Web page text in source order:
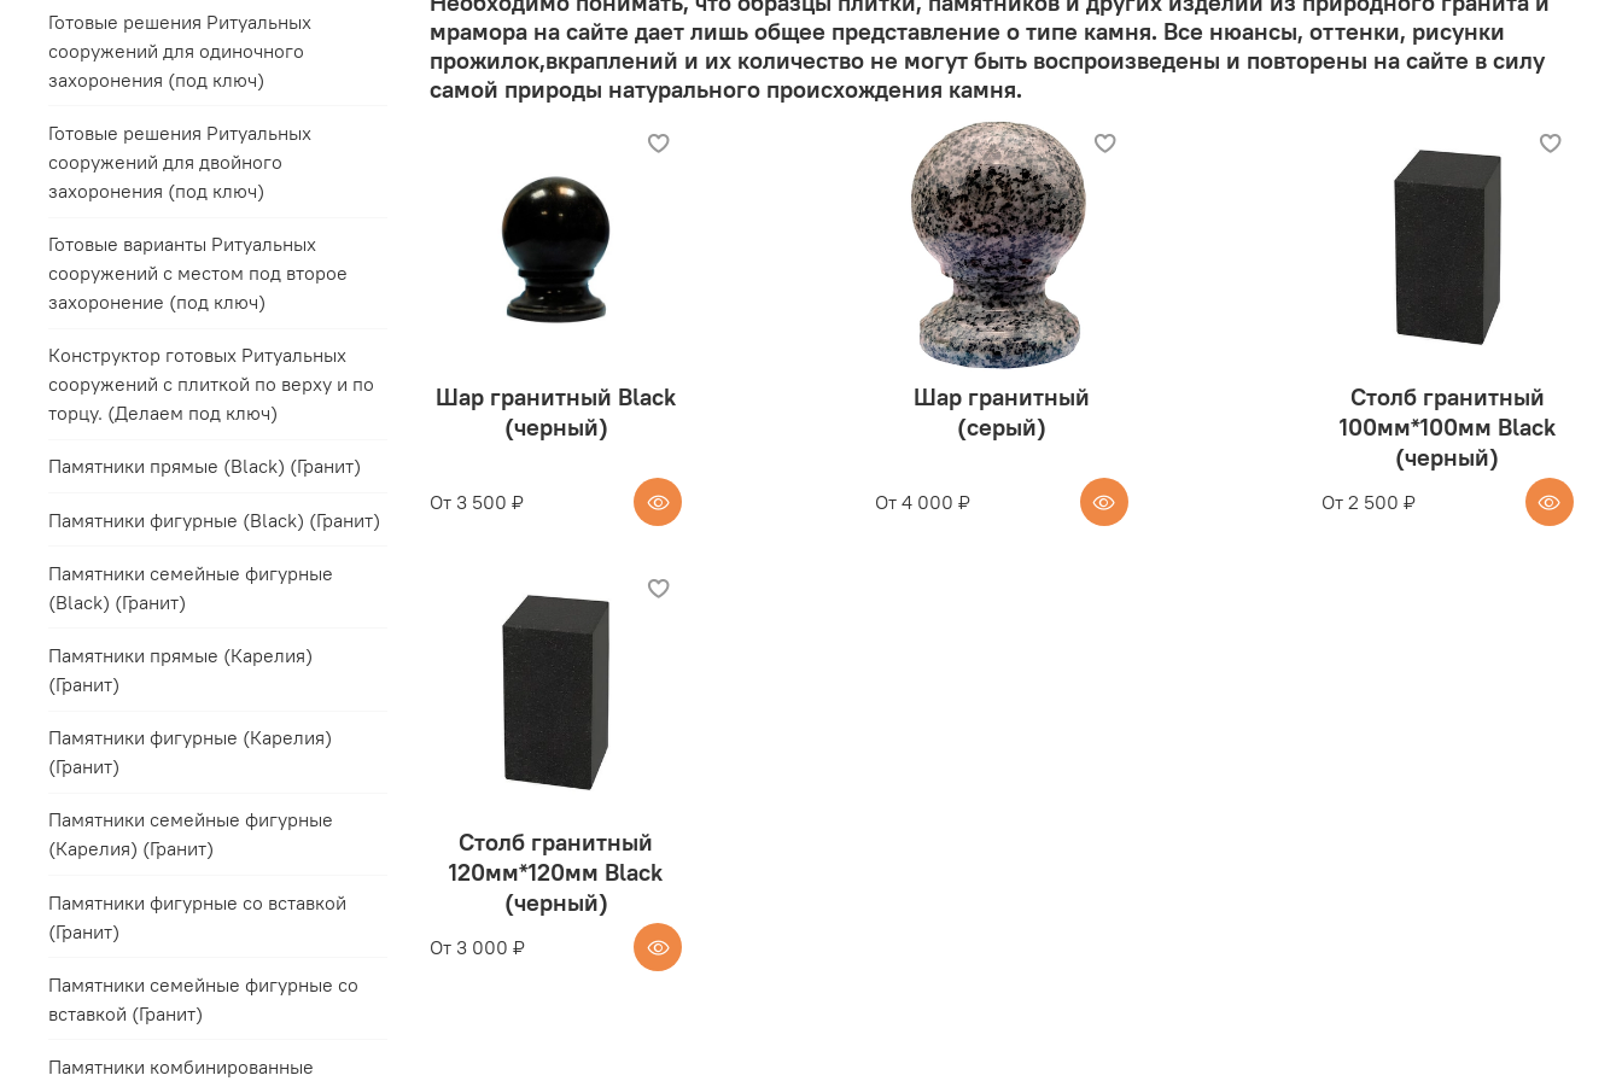
мрамора на сайте дает лишь общее представление о типе камня. Все нюансы, оттенки, рисунки
прожилок,вкраплений и их количество не могут быть воспроизведены и повторены на сайте в силу
самой природы натурального происхождения камня.
Шар гранитный Black
(черный)
От 3 500 ₽
Шар гранитный
(серый)
От 4 000 ₽
Столб гранитный
100мм*100мм Black
(черный)
От 2 500 ₽
Столб гранитный
120мм*120мм Black
(черный)
От 3 000 ₽
Готовые решения Ритуальных
сооружений для одиночного
захоронения (под ключ)
Готовые решения Ритуальных
сооружений для двойного
захоронения (под ключ)
Готовые варианты Ритуальных
сооружений с местом под второе
захоронение (под ключ)
Конструктор готовых Ритуальных
сооружений с плиткой по верху и по
торцу. (Делаем под ключ)
Памятники прямые (Black) (Гранит)
Памятники фигурные (Black) (Гранит)
Памятники семейные фигурные
(Black) (Гранит)
Памятники прямые (Карелия)
(Гранит)
Памятники фигурные (Карелия)
(Гранит)
Памятники семейные фигурные
(Карелия) (Гранит)
Памятники фигурные со вставкой
(Гранит)
Памятники семейные фигурные со
вставкой (Гранит)
Памятники комбинированные